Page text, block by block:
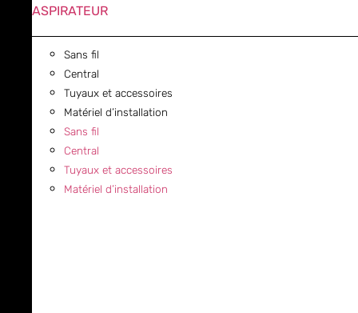
ASPIRATEUR
Sans fil
Central
Tuyaux et accessoires
Matériel d’installation
Sans fil
Central
Tuyaux et accessoires
Matériel d’installation